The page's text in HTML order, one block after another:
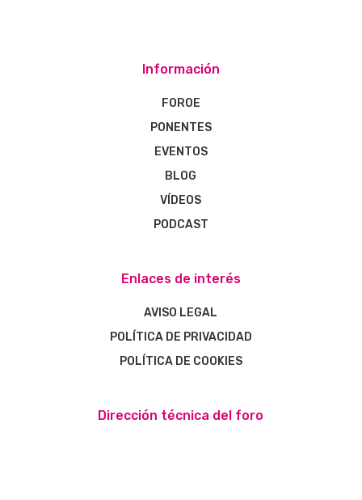
Información
FOROE
PONENTES
EVENTOS
BLOG
VÍDEOS
PODCAST
Enlaces de interés
AVISO LEGAL
POLÍTICA DE PRIVACIDAD
POLÍTICA DE COOKIES
Dirección técnica del foro